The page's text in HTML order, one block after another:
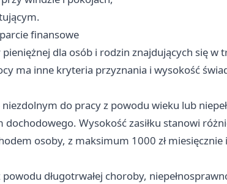
finansowe
dla osób i rodzin znajdujących się w
ma inne kryteria przyznania i wysokość
niezdolnym do pracy z powodu wieku lub
Wysokość zasiłku stanowi
osoby, z maksimum 1000 zł miesięcznie
długotrwałej choroby,